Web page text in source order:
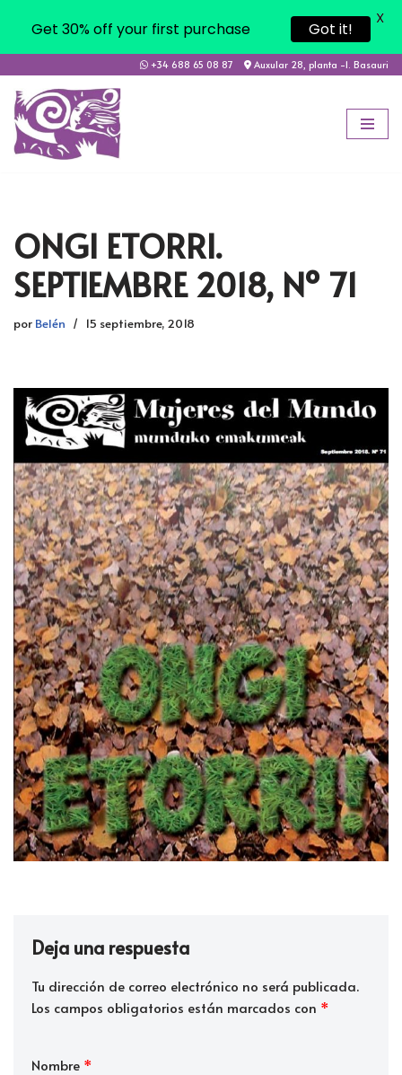
Saltar
al
contenido
+34 688 65 08 87 Auxular 28, planta -1. Basauri
ONGI ETORRI.
SEPTIEMBRE 2018, Nº 71
por Belén 15 septiembre, 2018
Deja una respuesta
Tu dirección de correo electrónico no será publicada.
Los campos obligatorios están marcados con *
Nombre *
Get 30% off your first purchase Got it!
X